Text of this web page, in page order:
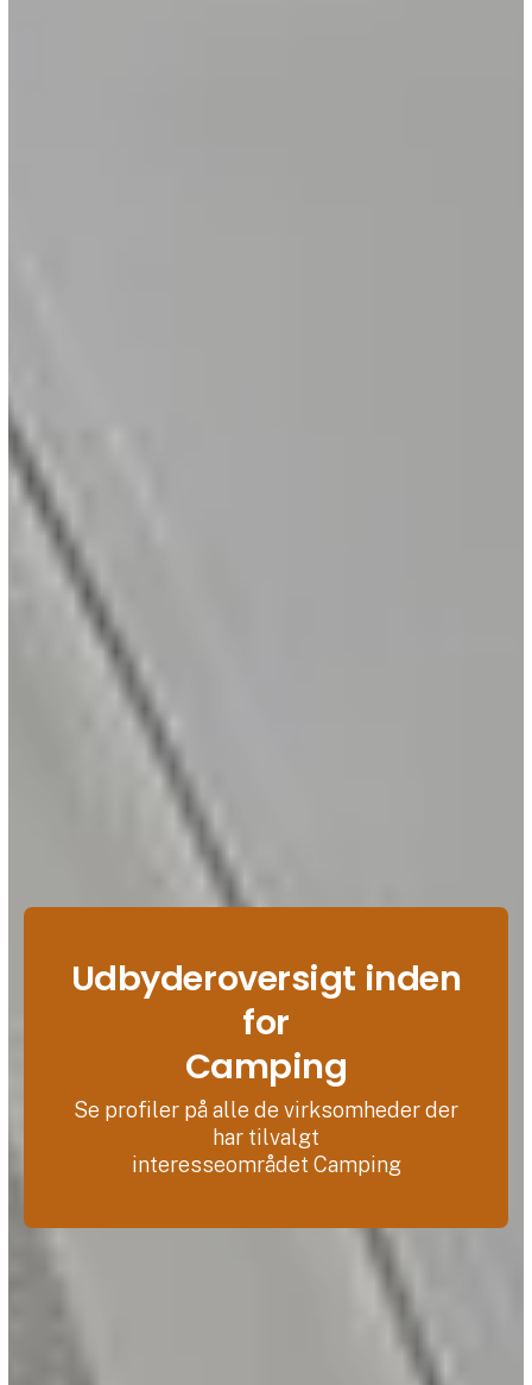
Udbyderoversigt inden
for
Camping
Se profiler på alle de virksomheder der
har tilvalgt
interesseområdet Camping